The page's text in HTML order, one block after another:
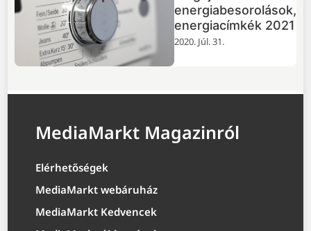
energiabesorolások,
energiacímkék 2021
2020. Júl. 31.
MediaMarkt Magazinról
Elérhetőségek
MediaMarkt webáruház
MediaMarkt Kedvencek